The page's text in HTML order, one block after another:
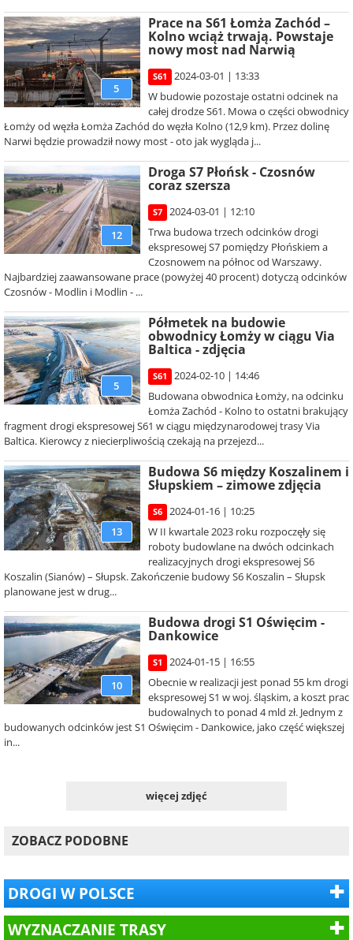
5
Prace na S61 Łomża Zachód –
Kolno wciąż trwają. Powstaje
nowy most nad Narwią
S61
2024-03-01 | 13:33
W budowie pozostaje ostatni odcinek na
całej drodze S61. Mowa o części obwodnicy
Łomży od węzła Łomża Zachód do węzła Kolno (12,9 km). Przez dolinę
Narwi będzie prowadził nowy most - oto jak wygląda j...
12
Droga S7 Płońsk - Czosnów
coraz szersza
S7
2024-03-01 | 12:10
Trwa budowa trzech odcinków drogi
ekspresowej S7 pomiędzy Płońskiem a
Czosnowem na północ od Warszawy.
Najbardziej zaawansowane prace (powyżej 40 procent) dotyczą odcinków
Czosnów - Modlin i Modlin - ...
5
Półmetek na budowie
obwodnicy Łomży w ciągu Via
Baltica - zdjęcia
S61
2024-02-10 | 14:46
Budowana obwodnica Łomży, na odcinku
Łomża Zachód - Kolno to ostatni brakujący
fragment drogi ekspresowej S61 w ciągu międzynarodowej trasy Via
Baltica. Kierowcy z niecierpliwością czekają na przejezd...
13
Budowa S6 między Koszalinem i
Słupskiem – zimowe zdjęcia
S6
2024-01-16 | 10:25
W II kwartale 2023 roku rozpoczęły się
roboty budowlane na dwóch odcinkach
realizacyjnych drogi ekspresowej S6
Koszalin (Sianów) – Słupsk. Zakończenie budowy S6 Koszalin – Słupsk
planowane jest w drug...
10
Budowa drogi S1 Oświęcim -
Dankowice
S1
2024-01-15 | 16:55
Obecnie w realizacji jest ponad 55 km drogi
ekspresowej S1 w woj. śląskim, a koszt prac
budowalnych to ponad 4 mld zł. Jednym z
budowanych odcinków jest S1 Oświęcim - Dankowice, jako część większej
in...
więcej zdjęć
ZOBACZ PODOBNE
DROGI W POLSCE
WYZNACZANIE TRASY